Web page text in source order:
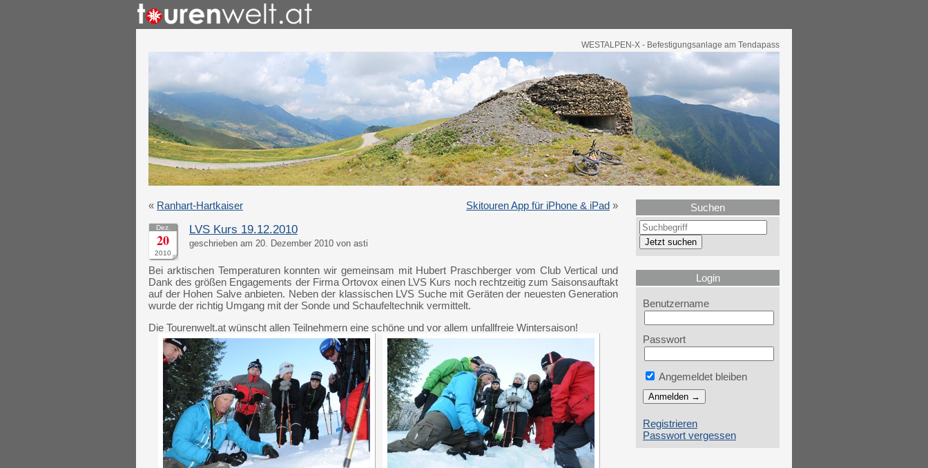
WESTALPEN-X - Befestigungsanlage am Tendapass
« Ranhart-Hartkaiser Skitouren App für iPhone & iPad »
Dez.
20
2010
LVS Kurs 19.12.2010
geschrieben am 20. Dezember 2010 von asti
Bei arktischen Temperaturen konnten wir gemeinsam mit Hubert Praschberger vom Club Vertical und
Dank des größen Engagements der Firma Ortovox einen LVS Kurs noch rechtzeitig zum Saisonsauftakt
auf der Hohen Salve anbieten. Neben der klassischen LVS Suche mit Geräten der neuesten Generation
wurde der richtig Umgang mit der Sonde und Schaufeltechnik vermittelt.
Die Tourenwelt.at wünscht allen Teilnehmern eine schöne und vor allem unfallfreie Wintersaison!
Suchen
Login
Benutzername
Passwort
Angemeldet bleiben
Registrieren
Passwort vergessen